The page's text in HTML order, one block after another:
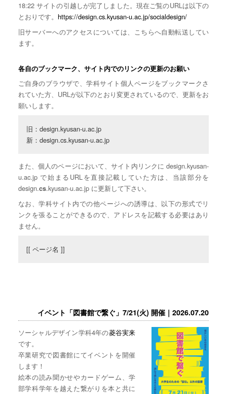
18:22 サイトの引越しが完了しました。現在ご覧のURLは以下の
とおりです。 https://design.cs.kyusan-u.ac.jp/socialdesign/
旧サーバーへのアクセスについては、こちらへ自動転送してい
ます。
各自のブックマーク、サイト内でのリンクの更新のお願い
ご自身のブラウザで、学科サイト個人ページをブックマークさ
れていた方、URLが以下のとおり変更されているので、更新をお
願いします。
旧：design.kyusan-u.ac.jp
新：design.cs.kyusan-u.ac.jp
また、個人のページにおいて、サイト内リンクに design.kyusan-
u.ac.jp で始まるURLを直接記載していた方は、当該部分を
design.cs.kyusan-u.ac.jp に更新して下さい。
なお、学科サイト内での他ページへの誘導は、以下の形式でリ
ンクを張ることができるので、アドレスを記載する必要はあり
ません。
[[ ページ名 ]]
イベント「図書館で繋ぐ」7/21(火) 開催｜2026.07.20
ソーシャルデザイン学科4年の菱谷実来
です。
卒業研究で図書館にてイベントを開催
します！
絵本の読み聞かせやカードゲーム、学
部学科学年を越えた繋がりを本と共に